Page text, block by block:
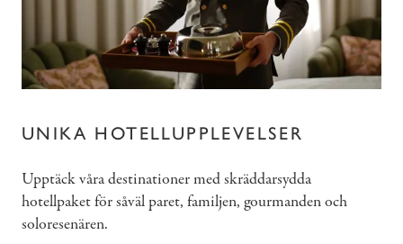
UNIKA HOTELLUPPLEVELSER
Upptäck våra destinationer med skräddarsydda
hotellpaket för såväl paret, familjen, gourmanden och
soloresenären.